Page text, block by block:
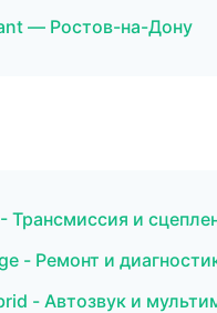
— Ростов-на-Дону
и
- Ремонт и
- Автозвук и